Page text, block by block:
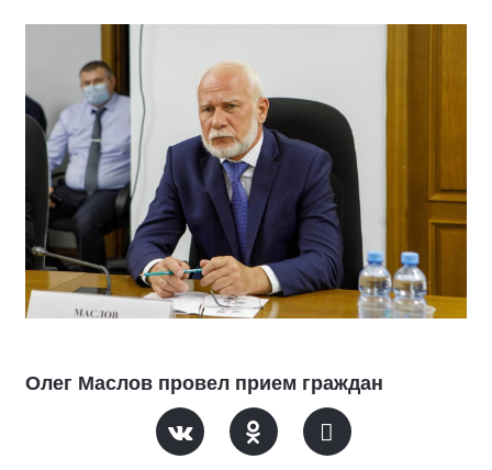
Олег Маслов провел прием граждан